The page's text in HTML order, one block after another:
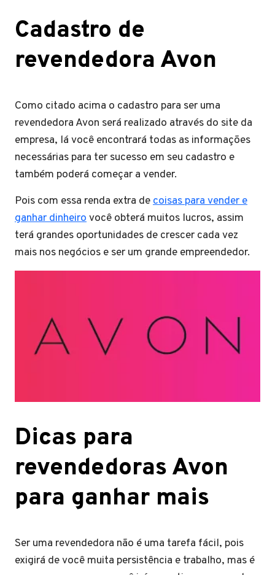
Cadastro de
revendedora Avon
Como citado acima o cadastro para ser uma
revendedora Avon será realizado através do site da
empresa, lá você encontrará todas as informações
necessárias para ter sucesso em seu cadastro e
também poderá começar a vender.
Pois com essa renda extra decoisas para vender e
ganhar dinheirovocê obterá muitos lucros, assim
terá grandes oportunidades de crescer cada vez
mais nos negócios e ser um grande empreendedor.
Dicas para
revendedoras Avon
para ganhar mais
Ser uma revendedora não é uma tarefa fácil, pois
exigirá de você muita persistência e trabalho, mas é